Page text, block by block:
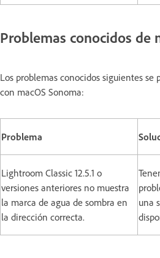
Problemas conocidos de
Los problemas conocidos siguientes
con macOS Sonoma:
Problema
Lightroom Classic 12.5.1 o
versiones anteriores no muestra
la marca de agua de sombra en
la dirección correcta.
una